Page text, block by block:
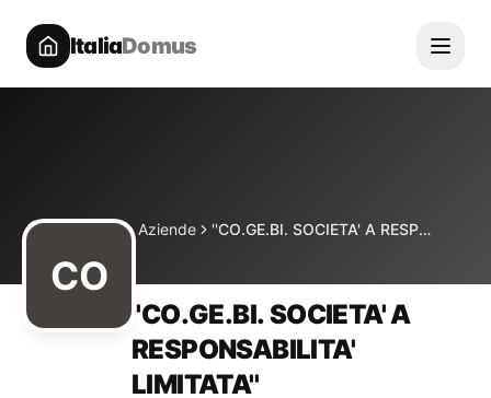
ItaliaDomus
HomeDirectory Aziende ''CO.GE.BI. SOCIETA' A RESPONSABILITA' LIMITATA''
CO
''CO.GE.BI. SOCIETA' A
RESPONSABILITA'
LIMITATA''